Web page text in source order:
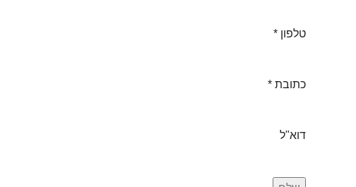
טלפון *
כתובת *
דוא"ל